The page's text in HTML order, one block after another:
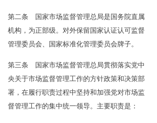
第二条 国家市场监督管理总局是国务院直属
机构，为正部级。对外保留国家认证认可监督
管理委员会、国家标准化管理委员会牌子。
第三条 国家市场监督管理总局贯彻落实党中
央关于市场监督管理工作的方针政策和决策部
署，在履行职责过程中坚持和加强党对市场监
督管理工作的集中统一领导。主要职责是：